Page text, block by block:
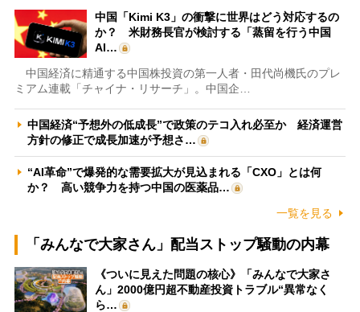
中国「Kimi K3」の衝撃に世界はどう対応するの
か？ 米財務長官が検討する「蒸留を行う中国
AI…
中国経済に精通する中国株投資の第一人者・田代尚機氏のプレ
ミアム連載「チャイナ・リサーチ」。中国企…
中国経済“予想外の低成長”で政策のテコ入れ必至か 経済運営
方針の修正で成長加速が予想さ…
“AI革命”で爆発的な需要拡大が見込まれる「CXO」とは何
か？ 高い競争力を持つ中国の医薬品…
一覧を見る
「みんなで大家さん」配当ストップ騒動の内幕
《ついに見えた問題の核心》「みんなで大家さ
ん」2000億円超不動産投資トラブル“異常なく
ら…